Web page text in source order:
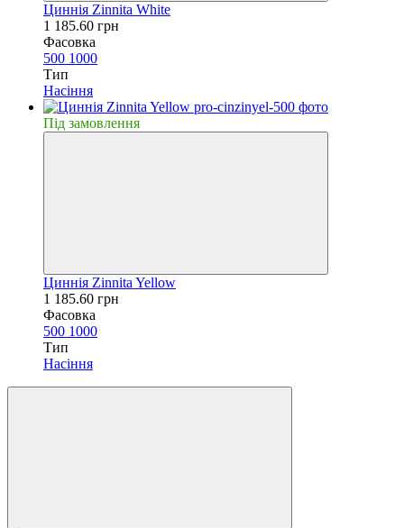
Циннiя Zinnita White
1 185.60 грн
Фасовка
500 1000
Тип
Насiння
Пiд замовлення
Циннiя Zinnita Yellow
1 185.60 грн
Фасовка
500 1000
Тип
Насiння